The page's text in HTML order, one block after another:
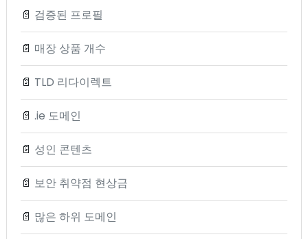
📄 검증된 프로필
📄 매장 상품 개수
📄 TLD 리다이렉트
📄 .ie 도메인
📄 성인 콘텐츠
📄 보안 취약점 현상금
📄 많은 하위 도메인